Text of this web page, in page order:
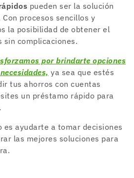
pueden ser la solución
procesos sencillos y
la posibilidad de obtener el
sin complicaciones.
por brindarte opciones
ya sea que estés
tus ahorros con cuentas
un préstamo rápido para
es ayudarte a tomar decisiones
las mejores soluciones para